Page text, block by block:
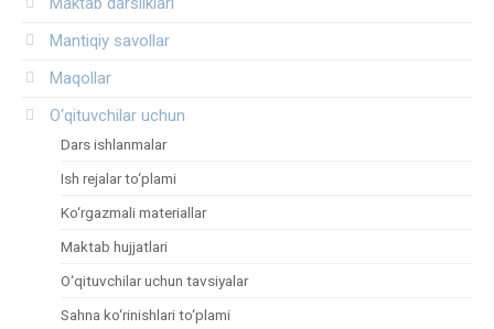
Mantiqiy savollar
Maqollar
O‘qituvchilar uchun
Dars ishlanmalar
Ish rejalar to‘plami
Ko‘rgazmali materiallar
Maktab hujjatlari
O‘qituvchilar uchun tavsiyalar
Sahna ko‘rinishlari to‘plami